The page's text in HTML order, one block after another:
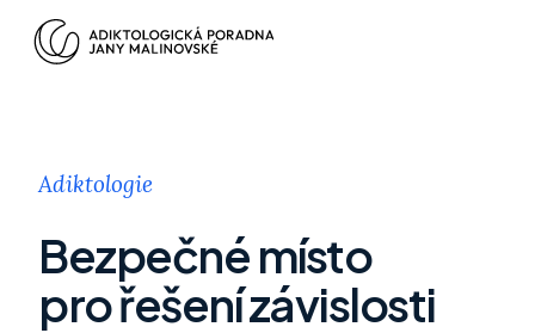
Adiktologie
Bezpečné místo
pro řešení závislosti